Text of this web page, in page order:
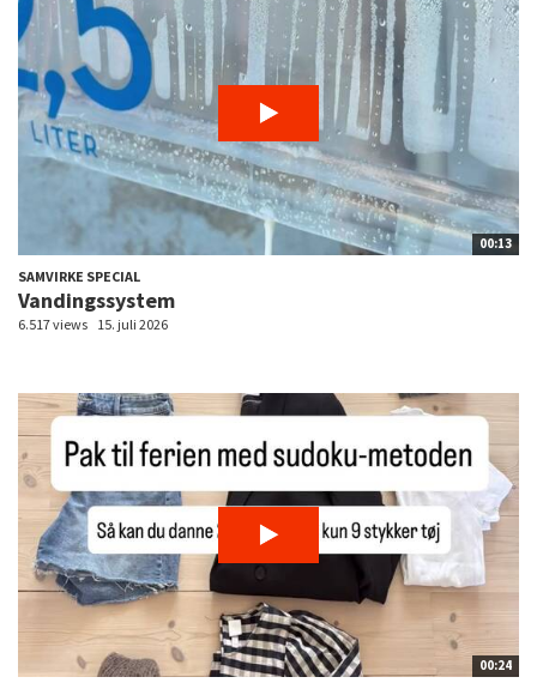
00:13
SAMVIRKE SPECIAL
Vandingssystem
6.517 views 15. juli 2026
00:24